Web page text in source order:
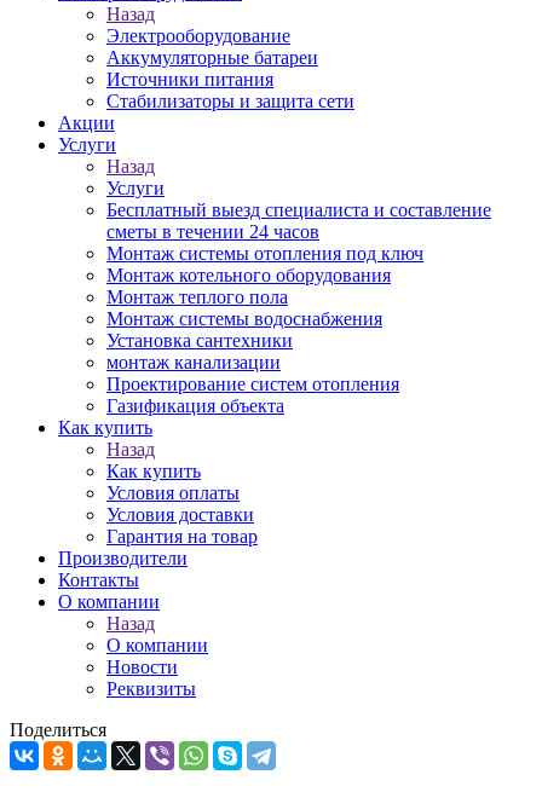
Назад
Электрооборудование
Аккумуляторные батареи
Источники питания
Стабилизаторы и защита сети
Акции
Услуги
Назад
Услуги
Бесплатный выезд специалиста и составление
сметы в течении 24 часов
Монтаж системы отопления под ключ
Монтаж котельного оборудования
Монтаж теплого пола
Монтаж системы водоснабжения
Установка сантехники
монтаж канализации
Проектирование систем отопления
Газификация объекта
Как купить
Назад
Как купить
Условия оплаты
Условия доставки
Гарантия на товар
Производители
Контакты
О компании
Назад
О компании
Новости
Реквизиты
Поделиться